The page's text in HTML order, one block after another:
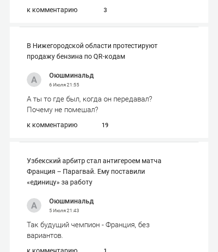
к комментарию 3
В Нижегородской области протестируют
продажу бензина по QR-кодам
Оюшминальд
6 Июля21:55
А ты то где был, когда он передавал?
Почему не помешал?
к комментарию 19
Узбекский арбитр стал антигероем матча
Франция – Парагвай. Ему поставили
«единицу» за работу
Оюшминальд
5 Июля21:43
Так будущий чемпион - Франция, без
вариантов.